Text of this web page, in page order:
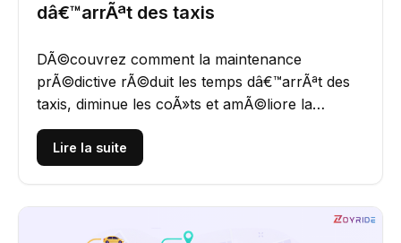
dâ€™arrÃªt des taxis
DÃ©couvrez comment la maintenance
prÃ©dictive rÃ©duit les temps dâ€™arrÃªt des
taxis, diminue les coÃ»ts et amÃ©liore la
fiabilitÃ© de la flotte grÃ¢ce Ã...
Lire la suite